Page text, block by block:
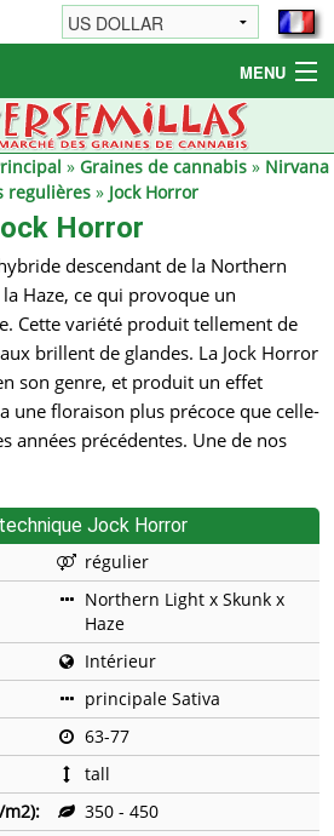
MENU
» Graines de cannabis» Nirvana
regulières » Jock Horror
Horror
descendant de la Northern
Haze, ce qui provoque un
Cette variété produit tellement de
brillent de glandes. La Jock Horror
son genre, et produit un effet
une floraison plus précoce que celle-
années précédentes. Une de nos
Jock Horror
régulier
Northern Light x Skunk x
Haze
Intérieur
principale Sativa
63-77
tall
350 - 450